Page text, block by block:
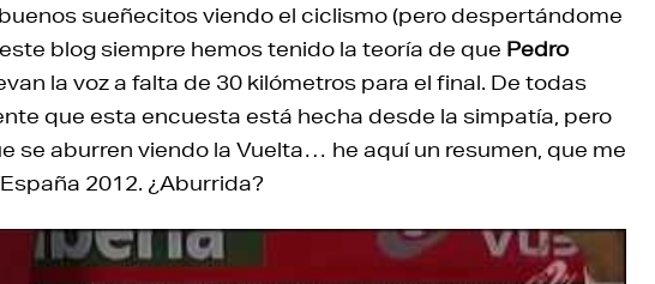
sueñecitos viendo el ciclismo (pero despertándome
blog siempre hemos tenido la teoría de que Pedro
la voz a falta de 30 kilómetros para el final. De todas
que esta encuesta está hecha desde la simpatía, pero
se aburren viendo la Vuelta… he aquí un resumen, que me
2012. ¿Aburrida?